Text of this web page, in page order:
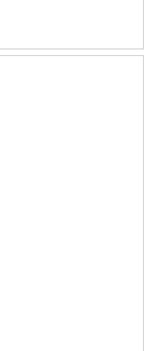
os
l ou
-